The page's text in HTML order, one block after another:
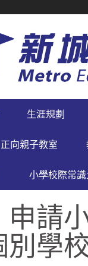
生涯規劃
正向親子教室
小學校際常
申請
別學